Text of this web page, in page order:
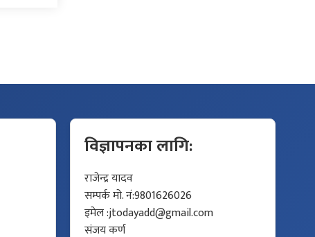
विज्ञापनका लागि:
राजेन्द्र यादव
सम्पर्क मो. नं:9801626026
इमेल :jtodayadd@gmail.com
संजय कर्ण